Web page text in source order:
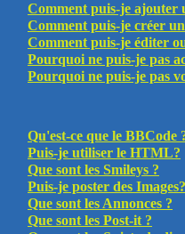
Comment puis-je ajouter
Comment puis-je créer un
Comment puis-je éditer
Pourquoi ne puis-je pas
Pourquoi ne puis-je pas
Qu'est-ce que le BBCode
Puis-je utiliser le HTML?
Que sont les Smileys ?
Puis-je poster des Images?
Que sont les Annonces ?
Que sont les Post-it ?